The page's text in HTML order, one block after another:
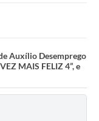
Auxílio Desemprego
MAIS FELIZ 4”, e